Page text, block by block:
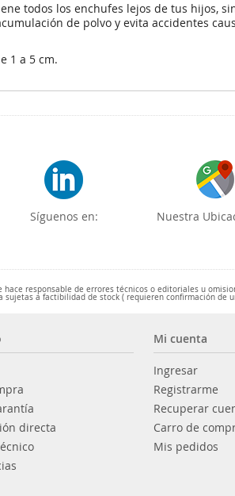
todos los enchufes lejos de tus hijos,
de polvo y evita accidentes
1 a 5 cm.
Síguenos en: Nuestra
responsable de errores técnicos o editoriales u
a factibilidad de stock ( requieren confirmación de
directa
Mi cuenta
Ingresar
Registrarme
Recuperar
Carro de
Mis pedidos